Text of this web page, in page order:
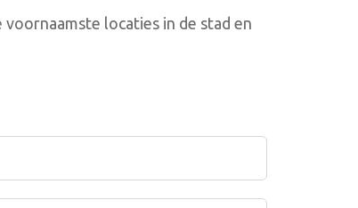
locaties in de stad en